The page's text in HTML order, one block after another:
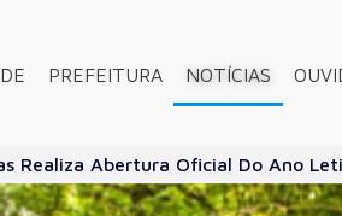
PREFEITURA NOTÍCIAS
Realiza Abertura Oficial Do Ano